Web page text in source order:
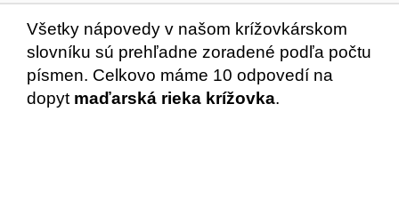
Všetky nápovedy v našom krížovkárskom
slovníku sú prehľadne zoradené podľa počtu
písmen. Celkovo máme 10 odpovedí na
dopyt maďarská rieka krížovka.